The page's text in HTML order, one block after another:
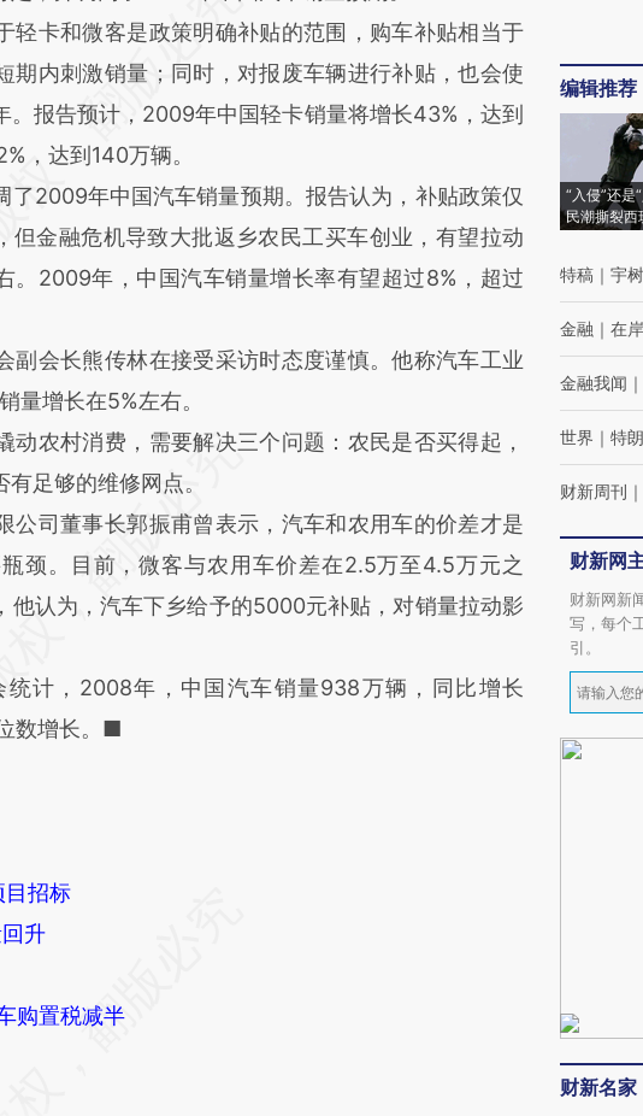
卡和微客是政策明确补贴的范围，购车补贴相当于
期内刺激销量；同时，对报废车辆进行补贴，也会使
。报告预计，2009年中国轻卡销量将增长43%，达到
，达到140万辆。
2009年中国汽车销量预期。报告认为，补贴政策仅
但金融危机导致大批返乡农民工买车创业，有望拉动
。2009年，中国汽车销量增长率有望超过8%，超过
会长熊传林在接受采访时态度谨慎。他称汽车工业
量增长在5%左右。
农村消费，需要解决三个问题：农民是否买得起，
足够的维修网点。
司董事长郭振甫曾表示，汽车和农用车的价差才是
颈。目前，微客与农用车价差在2.5万至4.5万元之
他认为，汽车下乡给予的5000元补贴，对销量拉动影
计，2008年，中国汽车销量938万辆，同比增长
数增长。■
目招标
升
购置税减半
编辑推荐
“入侵”还是
民潮撕裂西
特稿 ｜ 宇
金融 ｜ 在
金融我闻 ｜
世界 ｜ 特
财新周刊 ｜
财新网
财新网新
写，每个
引。
财新名家